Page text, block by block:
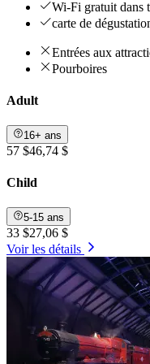
Wi-Fi gratuit dans
carte de
Entrées aux
Pourboires
Adult
16+ ans
57 $46,74 $
Child
5-15 ans
33 $27,06 $
Voir les détails